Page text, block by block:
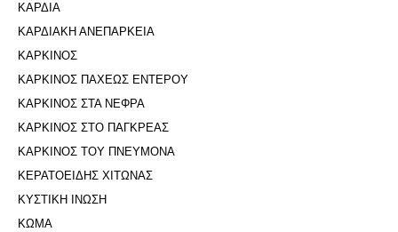
ΚΑΡΔΙΑ
ΚΑΡΔΙΑΚΗ ΑΝΕΠΑΡΚΕΙΑ
ΚΑΡΚΙΝΟΣ
ΚΑΡΚΙΝΟΣ ΠΑΧΕΩΣ ΕΝΤΕΡΟΥ
ΚΑΡΚΙΝΟΣ ΣΤΑ ΝΕΦΡΑ
ΚΑΡΚΙΝΟΣ ΣΤΟ ΠΑΓΚΡΕΑΣ
ΚΑΡΚΙΝΟΣ ΤΟΥ ΠΝΕΥΜΟΝΑ
ΚΕΡΑΤΟΕΙΔΗΣ ΧΙΤΩΝΑΣ
ΚΥΣΤΙΚΗ ΙΝΩΣΗ
ΚΩΜΑ